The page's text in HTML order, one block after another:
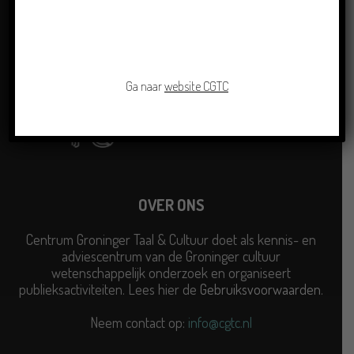
OVER ONS
Centrum Groninger Taal & Cultuur doet als kennis- en
adviescentrum van de Groninger cultuur
wetenschappelijk onderzoek en organiseert
publieksactiviteiten. Lees hier de Gebruiksvoorwaarden.
Neem contact op: info@cgtc.nl
Ga naarwebsite CGTC